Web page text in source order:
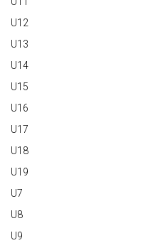
U12
U13
U14
U15
U16
U17
U18
U19
U7
U8
U9